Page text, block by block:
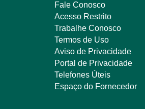
Fale Conosco
Acesso Restrito
Trabalhe Conosco
Termos de Uso
Aviso de Privacidade
Portal de Privacidade
Telefones Úteis
Espaço do Fornecedor